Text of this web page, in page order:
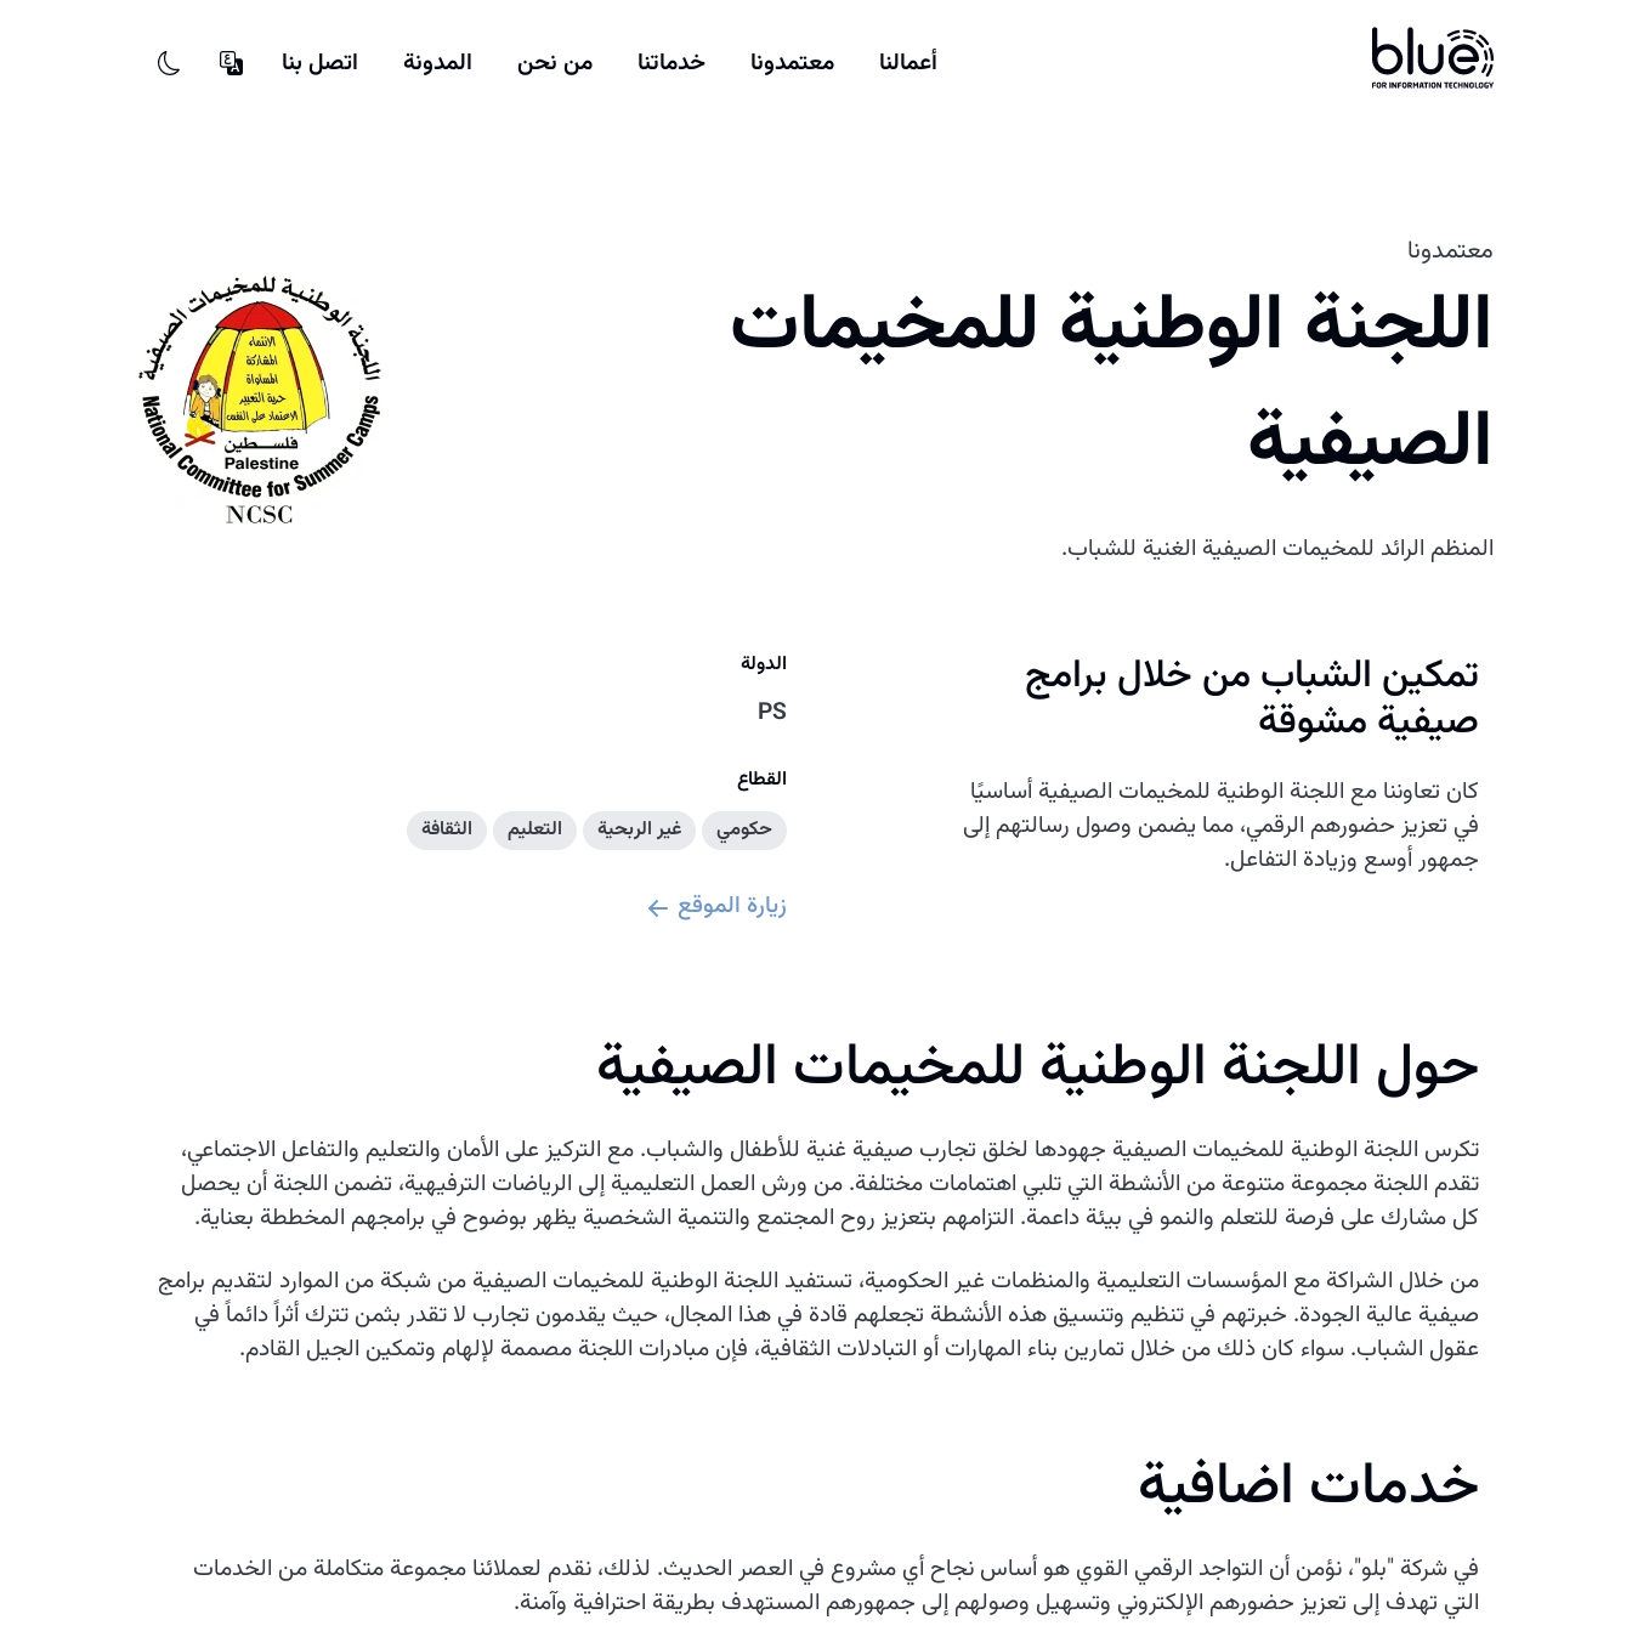
أعمالنا معتمدونا خدماتنا من نحن المدونة اتصل بنا
معتمدونا
اللجنة الوطنية للمخيمات
الصيفية
المنظم الرائد للمخيمات الصيفية الغنية للشباب.
تمكين الشباب من خلال برامج
صيفية مشوقة
كان تعاوننا مع اللجنة الوطنية للمخيمات الصيفية أساسيًا
في تعزيز حضورهم الرقمي، مما يضمن وصول رسالتهم إلى
جمهور أوسع وزيادة التفاعل.
الدولة
PS
القطاع
حكومي
غير الربحية التعليم الثقافة
زيارة الموقع
حول اللجنة الوطنية للمخيمات الصيفية
تكرس اللجنة الوطنية للمخيمات الصيفية جهودها لخلق تجارب صيفية غنية للأطفال والشباب. مع التركيز على الأمان والتعليم والتفاعل الاجتماعي،
تقدم اللجنة مجموعة متنوعة من الأنشطة التي تلبي اهتمامات مختلفة. من ورش العمل التعليمية إلى الرياضات الترفيهية، تضمن اللجنة أن يحصل
كل مشارك على فرصة للتعلم والنمو في بيئة داعمة. التزامهم بتعزيز روح المجتمع والتنمية الشخصية يظهر بوضوح في برامجهم المخططة بعناية.
من خلال الشراكة مع المؤسسات التعليمية والمنظمات غير الحكومية، تستفيد اللجنة الوطنية للمخيمات الصيفية من شبكة من الموارد لتقديم برامج
صيفية عالية الجودة. خبرتهم في تنظيم وتنسيق هذه الأنشطة تجعلهم قادة في هذا المجال، حيث يقدمون تجارب لا تقدر بثمن تترك أثراً دائماً في
عقول الشباب. سواء كان ذلك من خلال تمارين بناء المهارات أو التبادلات الثقافية، فإن مبادرات اللجنة مصممة لإلهام وتمكين الجيل القادم.
خدمات اضافية
في شركة "بلو"، نؤمن أن التواجد الرقمي القوي هو أساس نجاح أي مشروع في العصر الحديث. لذلك، نقدم لعملائنا مجموعة متكاملة من الخدمات
التي تهدف إلى تعزيز حضورهم الإلكتروني وتسهيل وصولهم إلى جمهورهم المستهدف بطريقة احترافية وآمنة.